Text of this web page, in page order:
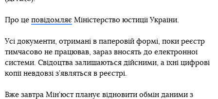
Про це повідомляє Міністерство юстиції України.
Усі документи, отримані в паперовій формі, поки реєстр
тимчасово не працював, зараз вносять до електронної
системи. Свідоцтва залишаються дійсними, а їхні цифрові
копії невдовзі з’являться в реєстрі.
Вже завтра Мін’юст планує відновити обмін даними з